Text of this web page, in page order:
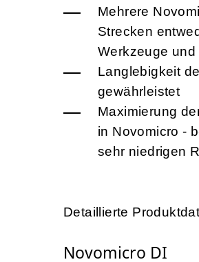
Mehrere
Strecken
Werkzeuge
Langlebigkeit
gewährleistet
Maximierung
in Novomicro -
sehr niedrigen
Detaillierte
Novomicro DI